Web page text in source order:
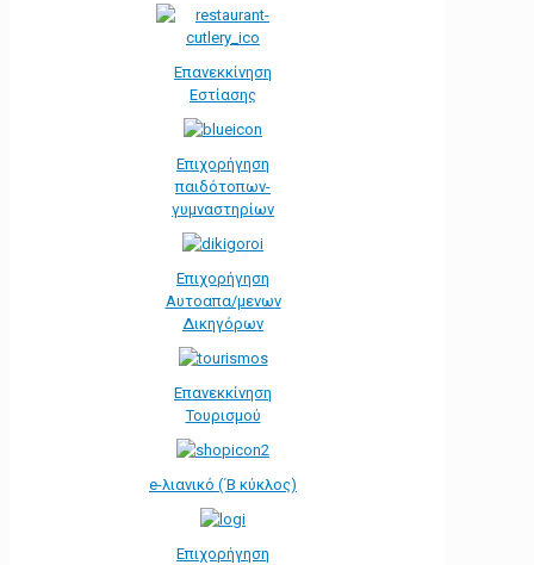
Επανεκκίνηση
Εστίασης
Επιχορήγηση
παιδότοπων-
γυμναστηρίων
Επιχορήγηση
Αυτοαπα/μενων
Δικηγόρων
Επανεκκίνηση
Τουρισμού
e-λιανικό (΄Β κύκλος)
Επιχορήγηση